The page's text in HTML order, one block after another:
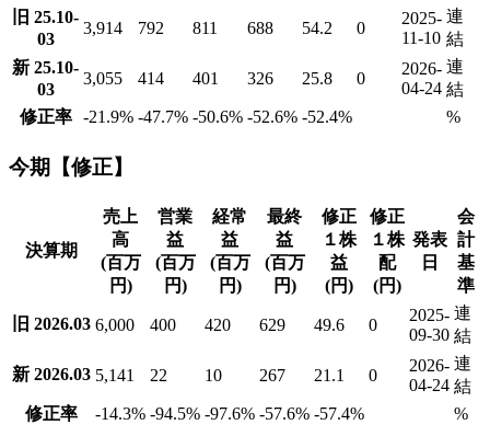
旧 25.10-
03
3,914 792 811 688 54.2 0
2025-
11-10
連
結
新 25.10-
03
3,055 414 401 326 25.8 0
2026-
04-24
連
結
修正率
-21.9% -47.7% -50.6% -52.6% -52.4% %
今期【修正】
決算期
売上
高
(百万
円)
営業
益
(百万
円)
経常
益
(百万
円)
最終
益
(百万
円)
修正
１株
益
(円)
修正
１株
配
(円)
発表
日
会
計
基
準
旧 2026.03 6,000 400 420 629 49.6 0
2025-
09-30
連
結
新 2026.03 5,141 22 10 267 21.1 0
2026-
04-24
連
結
修正率
-14.3% -94.5% -97.6% -57.6% -57.4% %